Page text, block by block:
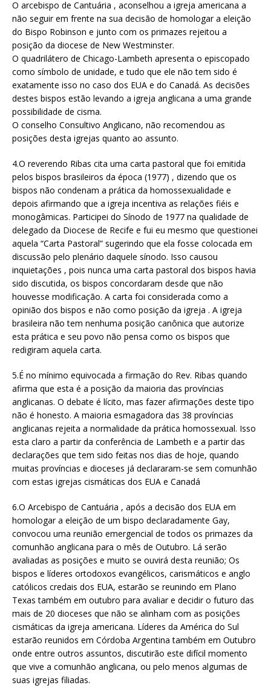
O arcebispo de Cantuária , aconselhou a igreja americana a
não seguir em frente na sua decisão de homologar a eleição
do Bispo Robinson e junto com os primazes rejeitou a
posição da diocese de New Westminster.
O quadrilátero de Chicago-Lambeth apresenta o episcopado
como símbolo de unidade, e tudo que ele não tem sido é
exatamente isso no caso dos EUA e do Canadá. As decisões
destes bispos estão levando a igreja anglicana a uma grande
possibilidade de cisma.
O conselho Consultivo Anglicano, não recomendou as
posições desta igrejas quanto ao assunto.
4.O reverendo Ribas cita uma carta pastoral que foi emitida
pelos bispos brasileiros da época (1977) , dizendo que os
bispos não condenam a prática da homossexualidade e
depois afirmando que a igreja incentiva as relações fiéis e
monogâmicas. Participei do Sínodo de 1977 na qualidade de
delegado da Diocese de Recife e fui eu mesmo que questionei
aquela “Carta Pastoral” sugerindo que ela fosse colocada em
discussão pelo plenário daquele sínodo. Isso causou
inquietações , pois nunca uma carta pastoral dos bispos havia
sido discutida, os bispos concordaram desde que não
houvesse modificação. A carta foi considerada como a
opinião dos bispos e não como posição da igreja . A igreja
brasileira não tem nenhuma posição canônica que autorize
esta prática e seu povo não pensa como os bispos que
redigiram aquela carta.
5.É no mínimo equivocada a firmação do Rev. Ribas quando
afirma que esta é a posição da maioria das províncias
anglicanas. O debate é lícito, mas fazer afirmações deste tipo
não é honesto. A maioria esmagadora das 38 províncias
anglicanas rejeita a normalidade da prática homossexual. Isso
esta claro a partir da conferência de Lambeth e a partir das
declarações que tem sido feitas nos dias de hoje, quando
muitas províncias e dioceses já declararam-se sem comunhão
com estas igrejas cismáticas dos EUA e Canadá
6.O Arcebispo de Cantuária , após a decisão dos EUA em
homologar a eleição de um bispo declaradamente Gay,
convocou uma reunião emergencial de todos os primazes da
comunhão anglicana para o mês de Outubro. Lá serão
avaliadas as posições e muito se ouvirá desta reunião; Os
bispos e líderes ortodoxos evangélicos, carismáticos e anglo
católicos credais dos EUA, estarão se reunindo em Plano
Texas também em outubro para avaliar e decidir o futuro das
mais de 20 dioceses que não se alinham com as posições
cismáticas da igreja americana. Líderes da América do Sul
estarão reunidos em Córdoba Argentina também em Outubro
onde entre outros assuntos, discutirão este difícil momento
que vive a comunhão anglicana, ou pelo menos algumas de
suas igrejas filiadas.